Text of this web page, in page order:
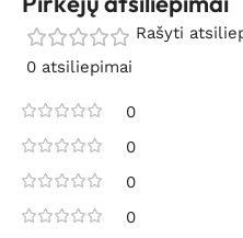
0 atsiliepimai
0
0
0
0
Rašyti